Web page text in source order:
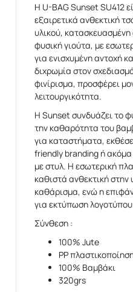
Η U-BAG Sunset SU412
εξαιρετικά ανθεκτική
υλικού,
φυσική γιούτα, με
για ενισχυμένη αντοχή
διχρωμία στον
φινίρισμα, προσφέρει
λειτουργικότητα.
Η Sunset συνδυάζει το
την καθαρότητα του
για καταστήματα,
friendly branding ή
με στυλ. Η εσωτερική
καθιστά ανθεκτική στην
καθάρισμα, ενώ η
για εκτύπωση λογοτύπου.
Σύνθεση :
100% Jute
PP
100% Βαμβάκι
320grs